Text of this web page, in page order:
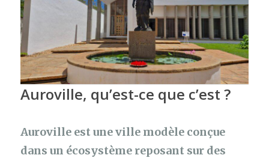
Auroville, qu’est-ce que c’est ?
Auroville est une ville modèle conçue
dans un écosystème reposant sur des